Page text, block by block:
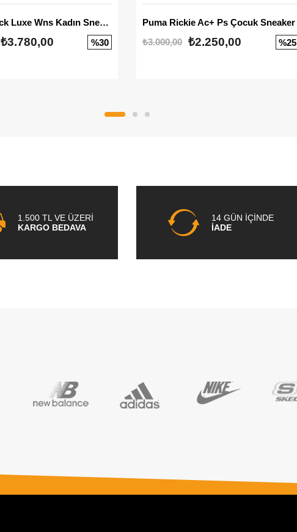
Mayze Stack Luxe Wns Kadın Sneaker
₺3.780,00 %30
Puma Rickie Ac+ Ps Çocuk Sneaker
₺3.000,00 ₺2.250,00 %25
1.500 TL VE ÜZERİ
KARGO BEDAVA
14 GÜN İÇİNDE
İADE